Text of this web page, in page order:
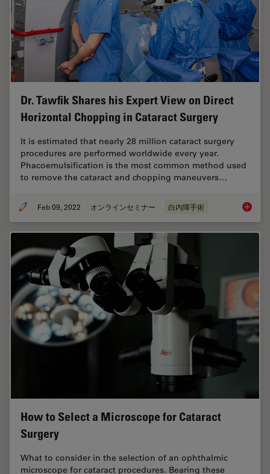
Dr. Tawfik Shares his Expert View on Direct
Horizontal Chopping in Cataract Surgery
It is estimated that nearly 28 million cataract surgery
procedures are performed worldwide every year.
Phacoemulsification is the most common method used
to remove the cataract and chopping maneuvers…
Feb 09, 2022 オンラインセミナー 白内障手術 Dr.
How to Select a Microscope for Cataract
Surgery
What to consider in the selection of an ophthalmic
microscope for cataract procedures. Bearing these